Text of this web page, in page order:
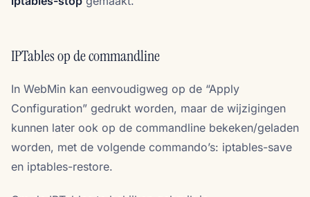
IPTables op de commandline
In WebMin kan eenvoudigweg op de “Apply
Configuration” gedrukt worden, maar de wijzigingen
kunnen later ook op de commandline bekeken/geladen
worden, met de volgende commando’s: iptables-save
en iptables-restore.